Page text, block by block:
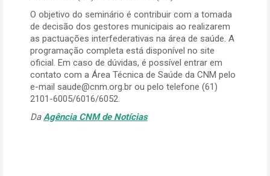
O objetivo do seminário é contribuir com a tomada
de decisão dos gestores municipais ao realizarem
as pactuações interfederativas na área de saúde. A
programação completa está disponível no site
oficial. Em caso de dúvidas, é possível entrar em
contato com a Área Técnica de Saúde da CNM pelo
e-mail saude@cnm.org.br ou pelo telefone (61)
2101-6005/6016/6052.
DaAgência CNM de Notícias